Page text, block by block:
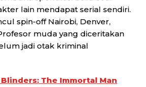
lain mendapat serial sendiri.
spin-off Nairobi, Denver,
muda yang diceritakan
jadi otak kriminal
Blinders: The Immortal Man